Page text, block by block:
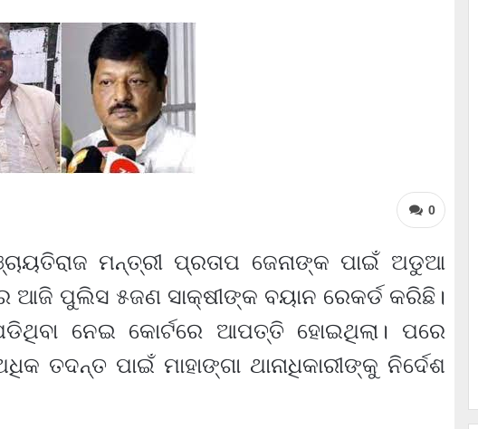
0
ମନ୍ତ୍ରୀ ପ୍ରତାପ ଜେନାଙ୍କ ପାଇଁ ଅଡୁଆ
ଆଜି ପୁଲିସ ୫ଜଣ ସାକ୍ଷୀଙ୍କ ବୟାନ ରେକର୍ଡ କରିଛି।
ନେଇ କୋର୍ଟରେ ଆପତ୍ତି ହୋଇଥିଲା। ପରେ
ତଦନ୍ତ ପାଇଁ ମାହାଙ୍ଗା ଥାନାଧିକାରୀଙ୍କୁ ନିର୍ଦେଶ